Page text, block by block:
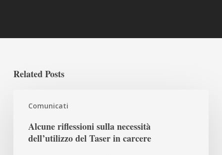
Related Posts
Comunicati
riflessioni
necessità
Alcune riflessioni sulla necessità
dell’utilizzo del Taser in carcere